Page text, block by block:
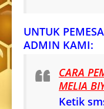
UNTUK
ADMIN KAMI:
CARA
MELIA
Ketik